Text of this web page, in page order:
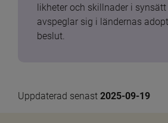
likheter och skillnader i
avspeglar sig i ländernas
beslut.
Uppdaterad senast 2025-09-19